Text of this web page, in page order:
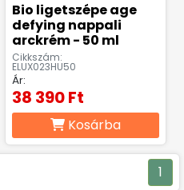
Bio ligetszépe age
defying nappali
arckrém - 50 ml
Cikkszám:
ELUX023HU50
Ár:
38 390 Ft
Kosárba
1